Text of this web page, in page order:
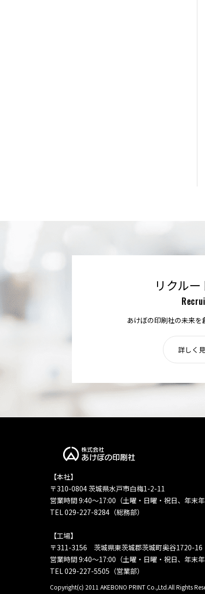
リクル
あけぼの印刷社の未来
詳しく
【本社】
〒310-0804 茨城県水戸市白梅1-2-11
営業時間 9:40〜17:00（土曜・日曜・祝日、年末年
TEL 029-227-8284（総務部）
【工場】
〒311-3156 茨城県東茨城郡茨城町奥谷1720-16
営業時間 9:40〜17:00（土曜・日曜・祝日、年末年
TEL 029-227-5505（営業部）
Copyright(c) 2011 AKEBONO PRINT Co.,Ltd.All Rights